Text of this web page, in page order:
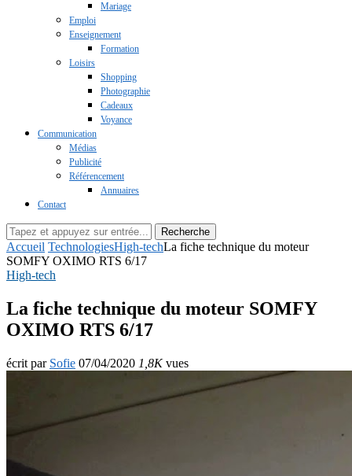
Mariage
Emploi
Enseignement
Formation
Loisirs
Shopping
Photographie
Cadeaux
Voyance
Communication
Médias
Publicité
Référencement
Annuaires
Contact
Recherche
Accueil TechnologiesHigh-techLa fiche technique du moteur
SOMFY OXIMO RTS 6/17
High-tech
La fiche technique du moteur SOMFY
OXIMO RTS 6/17
écrit par Sofie 07/04/2020 1,8Kvues